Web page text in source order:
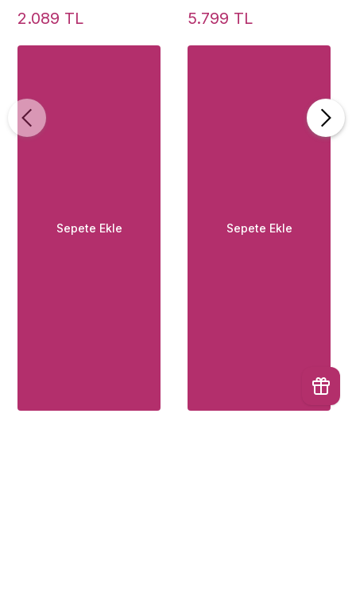
Fantasy Series For
Strap-On Flesh
2.089 TL
Sepete Ekle
10 İnch Hollow Strap-
5.799 TL
Sepete Ekle